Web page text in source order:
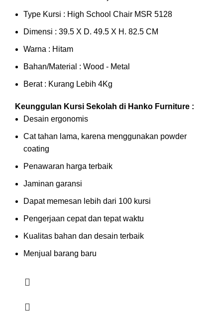
Type Kursi : High School Chair MSR 5128
Dimensi : 39.5 X D. 49.5 X H. 82.5 CM
Warna : Hitam
Bahan/Material : Wood - Metal
Berat : Kurang Lebih 4Kg
Keunggulan Kursi Sekolah di Hanko Furniture :
Desain ergonomis
Cat tahan lama, karena menggunakan powder
coating
Penawaran harga terbaik
Jaminan garansi
Dapat memesan lebih dari 100 kursi
Pengerjaan cepat dan tepat waktu
Kualitas bahan dan desain terbaik
Menjual barang baru